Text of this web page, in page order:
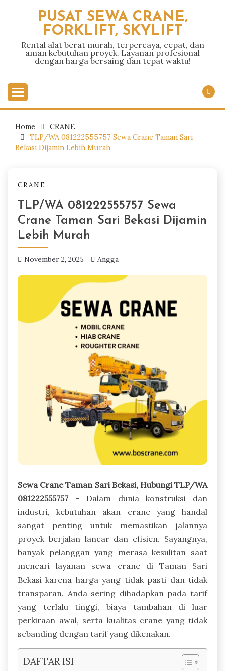
PUSAT SEWA CRANE,
FORKLIFT, SKYLIFT
Rental alat berat murah, terpercaya, cepat, dan
aman kebutuhan proyek. Layanan profesional
dengan harga bersaing dan tepat waktu!
Home
CRANE
TLP/WA 081222555757 Sewa Crane Taman Sari
Bekasi Dijamin Lebih Murah
CRANE
TLP/WA 081222555757 Sewa
Crane Taman Sari Bekasi Dijamin
Lebih Murah
November 2, 2025 Angga
Sewa Crane Taman Sari Bekasi, Hubungi TLP/WA
081222555757– Dalam dunia konstruksi dan
industri, kebutuhan akan crane yang handal
sangat penting untuk memastikan jalannya
proyek berjalan lancar dan efisien. Sayangnya,
banyak pelanggan yang merasa kesulitan saat
mencari layanan sewa crane di Taman Sari
Bekasi karena harga yang tidak pasti dan tidak
transparan. Anda sering dihadapkan pada tarif
yang terlalu tinggi, biaya tambahan di luar
perkiraan awal, serta kualitas crane yang tidak
sebanding dengan tarif yang dikenakan.
DAFTAR ISI